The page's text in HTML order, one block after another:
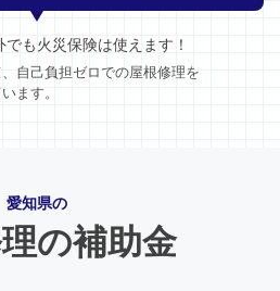
でも火災保険は使えます！
自己負担ゼロでの屋根修理を
ます。
愛知県の
の補助金